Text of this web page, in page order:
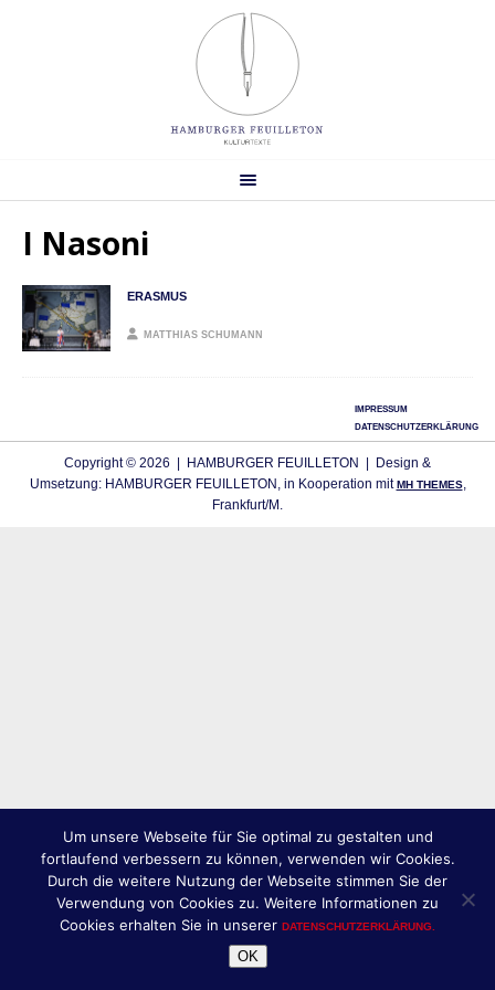
I Nasoni
ERASMUS
MATTHIAS SCHUMANN
IMPRESSUM
DATENSCHUTZERKLÄRUNG
Copyright © 2026 | HAMBURGER FEUILLETON | Design &
Umsetzung: HAMBURGER FEUILLETON, in Kooperation mitMH THEMES,
Frankfurt/M.
Um unsere Webseite für Sie optimal zu gestalten und
fortlaufend verbessern zu können, verwenden wir Cookies.
Durch die weitere Nutzung der Webseite stimmen Sie der
Verwendung von Cookies zu. Weitere Informationen zu
Cookies erhalten Sie in unserer DATENSCHUTZERKLÄRUNG.
OK